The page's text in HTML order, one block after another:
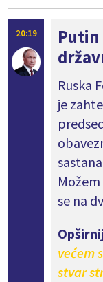
20:19
Putin
Ruska
je
se na
većem
stvar